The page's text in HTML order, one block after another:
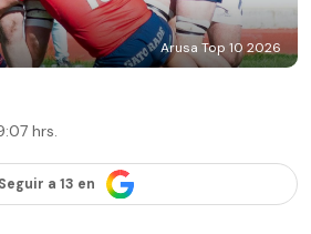
Arusa Top 10 2026
hrs.
Seguir a 13 en